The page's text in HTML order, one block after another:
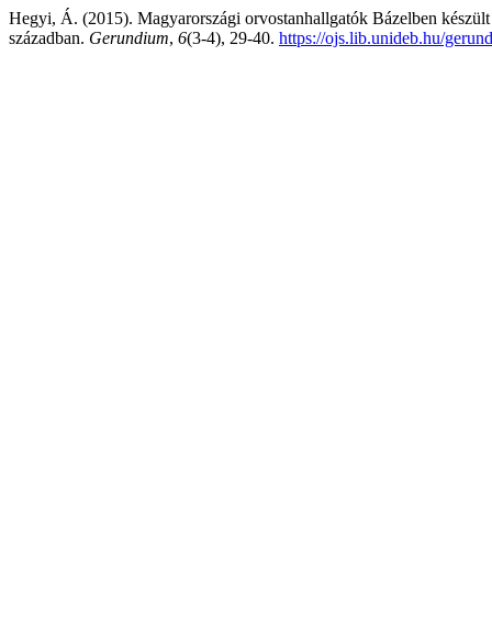
Hegyi, Á. (2015). Magyarországi orvostanhallgatók Bázelben
században. Gerundium, 6(3-4), 29-40. https://ojs.lib.unideb.hu/